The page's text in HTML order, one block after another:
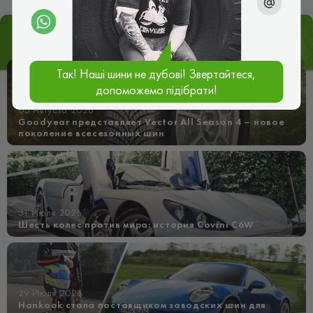
px Все статьи
05 Августа 2026
Goodyear представляет Vector All Season 4 – новое
поколение всесезонных шин
31 Июля 2026
Шесть колес против мира: история Covini C6W
29 Июля 2026
Hankook стала поставщиком заводских шин для
Так! Наші шини не дубові! Звертайтеся,
допоможемо підібрати!